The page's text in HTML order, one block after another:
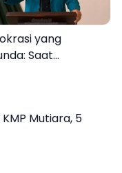
yang
Saat
Mutiara, 5